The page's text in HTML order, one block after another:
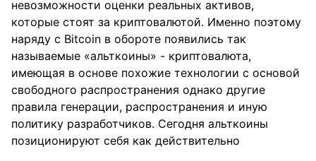
невозможности оценки реальных активов,
которые стоят за криптовалютой. Именно поэтому
наряду с Bitcoin в обороте появились так
называемые «альткоины» - криптовалюта,
имеющая в основе похожие технологии с основой
свободного распространения однако другие
правила генерации, распространения и иную
политику разработчиков. Сегодня альткоины
позиционируют себя как действительно